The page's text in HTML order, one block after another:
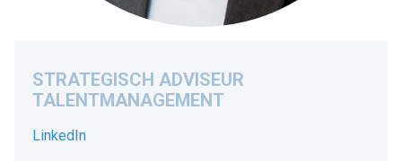
STRATEGISCH ADVISEUR
TALENTMANAGEMENT
LinkedIn